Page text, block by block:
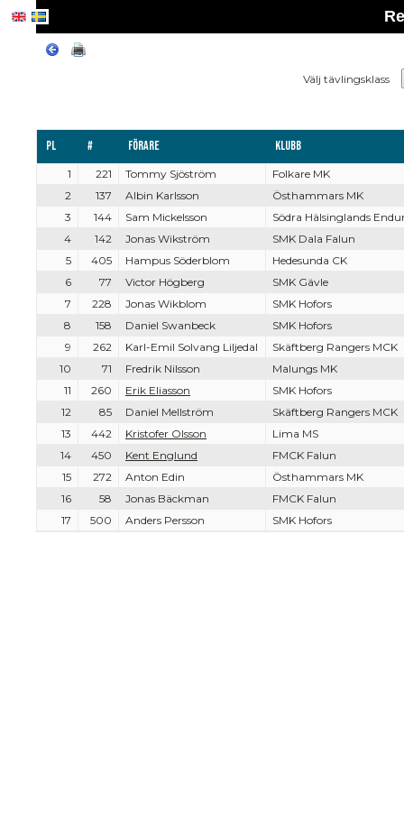
Välj tävlingsklass
Pl # Förare Klubb
1 221 Tommy Sjöström
Folkare MK
2
137 Albin Karlsson
Östhammars MK
3
144 Sam Mickelsson
Södra Hälsinglands
4
142 Jonas Wikström
SMK Dala Falun
5
405 Hampus Söderblom
Hedesunda CK
6
77 Victor Högberg
SMK Gävle
7
228 Jonas Wikblom
SMK Hofors
8
158 Daniel Swanbeck
SMK Hofors
9
262 Karl-Emil Solvang Liljedal
Skäftberg Rangers MCK
10
71 Fredrik Nilsson
Malungs MK
11
260 Erik Eliasson
SMK Hofors
12
85 Daniel Mellström
Skäftberg Rangers MCK
13
442 Kristofer Olsson
Lima MS
14
450 Kent Englund
FMCK Falun
15
272 Anton Edin
Östhammars MK
16
58 Jonas Bäckman
FMCK Falun
17
500 Anders Persson SMK Hofors